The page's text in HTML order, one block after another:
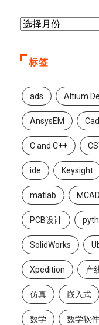
标签
ads Altium
AnsysEM
C and C++
ide Keysight
matlab MCAD
PCB设计
SolidWorks
Xpedition 产
仿真 嵌入式
数学 数学软件